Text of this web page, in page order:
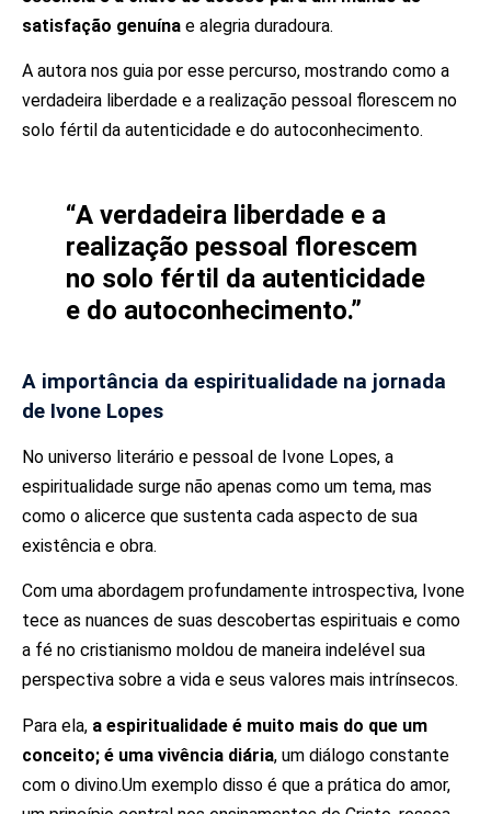
satisfação genuína e alegria duradoura.
A autora nos guia por esse percurso, mostrando como a
verdadeira liberdade e a realização pessoal florescem no
solo fértil da autenticidade e do autoconhecimento.
“A verdadeira liberdade e a
realização pessoal florescem
no solo fértil da autenticidade
e do autoconhecimento.”
A importância da espiritualidade na jornada
de Ivone Lopes
No universo literário e pessoal de Ivone Lopes, a
espiritualidade surge não apenas como um tema, mas
como o alicerce que sustenta cada aspecto de sua
existência e obra.
Com uma abordagem profundamente introspectiva, Ivone
tece as nuances de suas descobertas espirituais e como
a fé no cristianismo moldou de maneira indelével sua
perspectiva sobre a vida e seus valores mais intrínsecos.
Para ela, a espiritualidade é muito mais do que um
conceito; é uma vivência diária, um diálogo constante
com o divino.Um exemplo disso é que a prática do amor,